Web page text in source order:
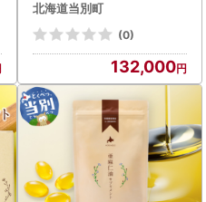
北海道当別町
(0)
132,000